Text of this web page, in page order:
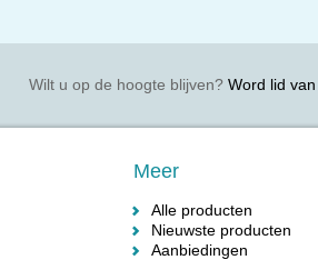
Wilt u op de hoogte blijven?Word lid van
Meer
Alle producten
Nieuwste producten
Aanbiedingen